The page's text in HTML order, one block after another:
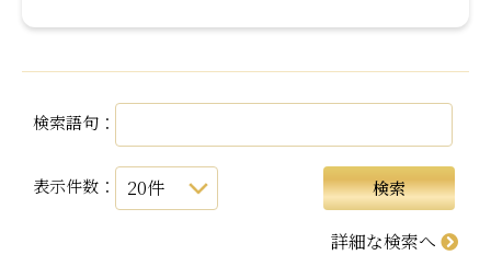
検索語句：
表示件数：
詳細な検索へ